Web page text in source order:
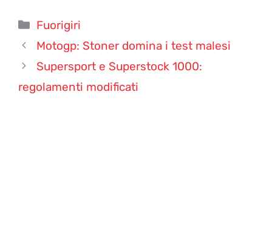
Categorie
Fuorigiri
Motogp: Stoner domina i test malesi
Supersport e Superstock 1000:
regolamenti modificati